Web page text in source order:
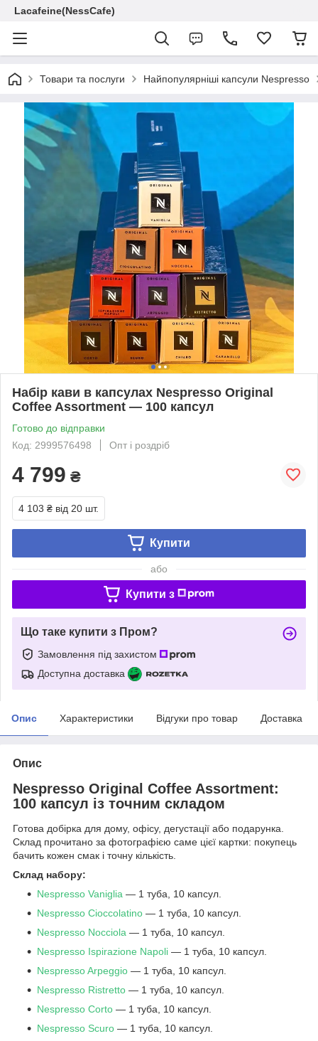
Lacafeine(NessCafe)
Товари та послуги Найпопулярніші капсули Nespresso
Набір кави в капсулах Nespresso Original
Coffee Assortment — 100 капсул
Готово до відправки
Код: 2999576498
Опт і роздріб
4 799 ₴
4 103 ₴ від 20 шт.
Купити
або
Купити з
Що таке купити з Пром?
Замовлення під захистом
Доступна доставка
Опис Характеристики Відгуки про товар Доставка
Опис
Nespresso Original Coffee Assortment:
100 капсул із точним складом
Готова добірка для дому, офісу, дегустації або подарунка.
Склад прочитано за фотографією саме цієї картки: покупець
бачить кожен смак і точну кількість.
Склад набору:
Nespresso Vaniglia — 1 туба, 10 капсул.
Nespresso Cioccolatino — 1 туба, 10 капсул.
Nespresso Nocciola — 1 туба, 10 капсул.
Nespresso Ispirazione Napoli — 1 туба, 10 капсул.
Nespresso Arpeggio — 1 туба, 10 капсул.
Nespresso Ristretto — 1 туба, 10 капсул.
Nespresso Corto — 1 туба, 10 капсул.
Nespresso Scuro — 1 туба, 10 капсул.